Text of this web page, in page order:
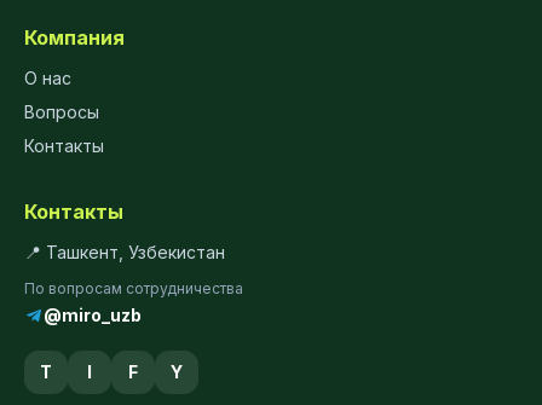
Компания
О нас
Вопросы
Контакты
Контакты
📍 Ташкент, Узбекистан
По вопросам сотрудничества
@miro_uzb
T I F Y